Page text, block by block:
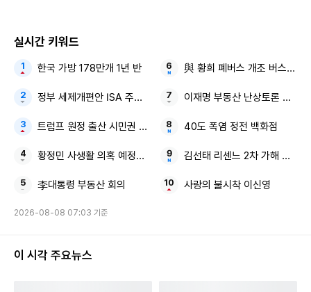
중 2kg 이상(2.11kg, 2.27kg, 2.88kg)으로 출생했으며, 특히
셋째 하진은 만삭아의 정상 체중에 가까울 정도로 잘 성장해
첫째는 곧장 신생아실로, 둘째와 셋째는 출산 초기 호흡 보조
를 위해 신생아중환자실(NICU)에 잠시 머무르다 3일 만에 다
같이 건강하게 퇴원했다.
세쌍둥이를 자연분만한 하나정 씨 또한 같은 날 아기들과 함께
서 ‘JADA’ 시스템을 활용해 출혈량을 최소화해 수혈없이 분만
실시간 키워드
한국 가방 178만개 1년 반
정부 세제개편안 ISA 주가누르기안
트럼프 원정 출산 시민권 제한
황정민 사생활 의혹 예정대로 방송
李대통령 부동산 회의
與 황희 폐버스 개조 버스 하우
이재명 부동산 난상토론 최종
40도 폭염 정전 백화점
김선태 리센느 2차 가해 논란
사랑의 불시착 이신영
2026-08-08 07:03 기준
이 시각 주요뉴스